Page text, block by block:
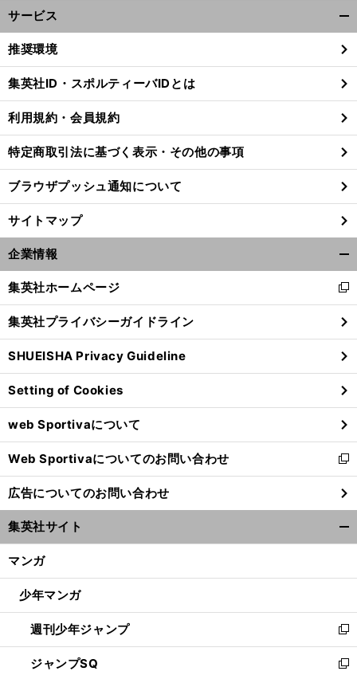
サービス
閉
る
推奨環境
集英社ID・スポルティーバIDとは
利用規約・会員規約
特定商取引法に基づく表示・その他の事項
ブラウザプッシュ通知について
サイトマップ
企業情報
閉
る
集英社ホームページ
新
し
い
ウ
ィ
ン
ド
ウ
で
開
く
集英社プライバシーガイドライン
SHUEISHA Privacy Guideline
Setting of Cookies
web Sportivaについて
Web Sportivaについてのお問い合わせ
新
し
い
ウ
ィ
ン
ウ
開
く
広告についてのお問い合わせ
集英社サイト
マンガ
少年マンガ
週刊少年ジャンプ
新
し
い
ジャンプSQ
新